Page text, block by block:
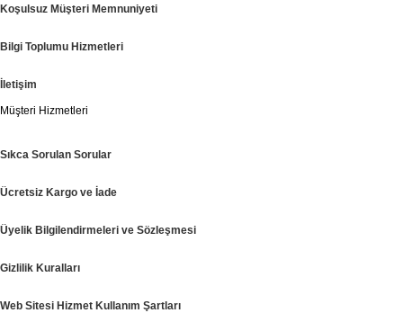
Koşulsuz Müşteri Memnuniyeti
Bilgi Toplumu Hizmetleri
İletişim
Müşteri Hizmetleri
Sıkca Sorulan Sorular
Ücretsiz Kargo ve İade
Üyelik Bilgilendirmeleri ve Sözleşmesi
Gizlilik Kuralları
Web Sitesi Hizmet Kullanım Şartları